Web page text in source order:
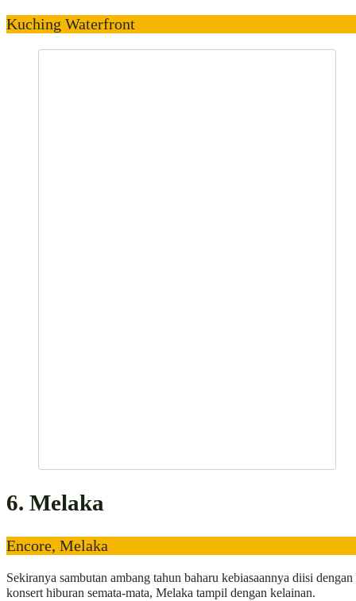
Kuching Waterfront
6. Melaka
Encore, Melaka
Sekiranya sambutan ambang tahun baharu kebiasaannya diisi dengan
konsert hiburan semata-mata, Melaka tampil dengan kelainan.